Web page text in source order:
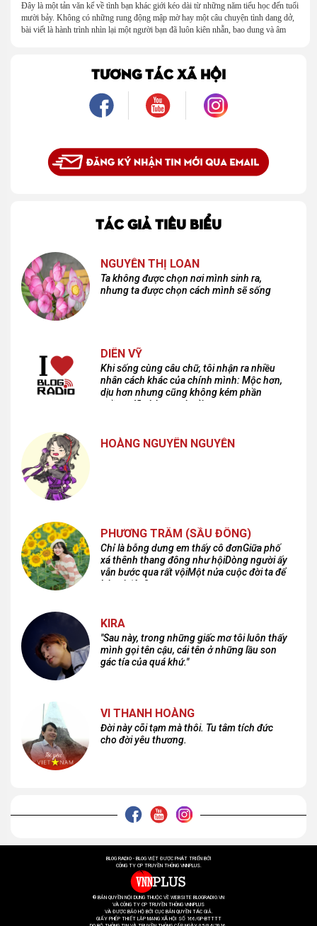
Đây là một tản văn kể về tình bạn khác giới kéo dài từ những năm tiểu học đến tuổi
mười bảy. Không có những rung động mập mờ hay một câu chuyện tình dang dở,
bài viết là hành trình nhìn lại một người bạn đã luôn kiên nhẫn, bao dung và âm
là một mối tình, mà là một người luôn cho tôi quyền được là chính mình.
TƯƠNG TÁC XÃ HỘI
TÁC GIẢ TIÊU BIỂU
NGUYỄN THỊ LOAN
Ta không được chọn nơi mình sinh ra,
nhưng ta được chọn cách mình sẽ sống
DIÊN VỸ
Khi sống cùng câu chữ, tôi nhận ra nhiều
nhân cách khác của chính mình: Mộc hơn,
dịu hơn nhưng cũng không kém phần
cuồng dã và hoang hoải...
HOÀNG NGUYÊN NGUYỄN
PHƯƠNG TRÂM (SẦU ĐÔNG)
Chỉ là bỗng dưng em thấy cô đơnGiữa phố
xá thênh thang đông như hộiDòng người ấy
vẫn bước qua rất vộiMột nửa cuộc đời ta để
lại nơi đâu?
KIRA
"Sau này, trong những giấc mơ tôi luôn thấy
mình gọi tên cậu, cái tên ở những lầu son
gác tía của quá khứ."
VI THANH HOÀNG
Đời này cõi tạm mà thôi. Tu tâm tích đức
cho đời yêu thương.
BLOG RADIO - BLOG VIỆT ĐƯỢC PHÁT TRIỂN BỞI
CÔNG TY CP TRUYỀN THÔNG VNNPLUS.
® BẢN QUYỀN NỘI DUNG THUỘC VỀ WEBSITE BLOGRADIO.VN
VÀ CÔNG TY CP TRUYỀN THÔNG VNNPLUS
VÀ ĐƯỢC BẢO HỘ BỞI CỤC BẢN QUYỀN TÁC GIẢ.
GIẤY PHÉP THIẾT LẬP MẠNG XÃ HỘI SỐ 166/GP-BTTTT